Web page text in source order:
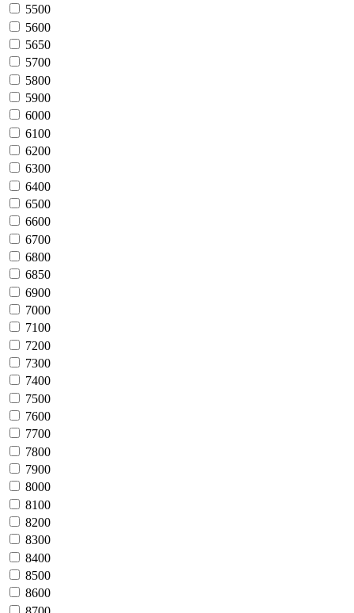
5500
5600
5650
5700
5800
5900
6000
6100
6200
6300
6400
6500
6600
6700
6800
6850
6900
7000
7100
7200
7300
7400
7500
7600
7700
7800
7900
8000
8100
8200
8300
8400
8500
8600